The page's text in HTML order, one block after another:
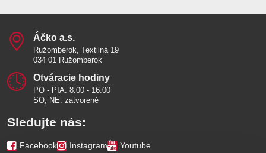
Áčko a​.s​.
Ružomberok, Textilná 19
034 01 Ružomberok
Otváracie hodiny
PO - PIA: 8:00 - 16:00
SO, NE: zatvorené
Sledujte nás:
Facebook Instagram Youtube